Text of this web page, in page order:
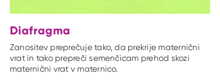
Diafragma
Zanositev preprečuje tako, da prekrije maternični
vrat in tako prepreči semenčicam prehod skozi
maternični vrat v maternico.